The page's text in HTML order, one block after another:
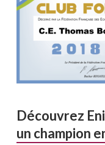
Découvrez
un champion